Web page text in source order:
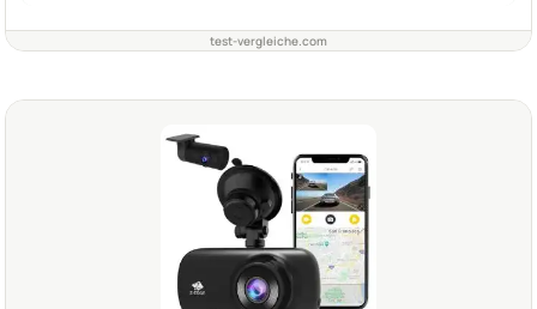
test-vergleiche.com